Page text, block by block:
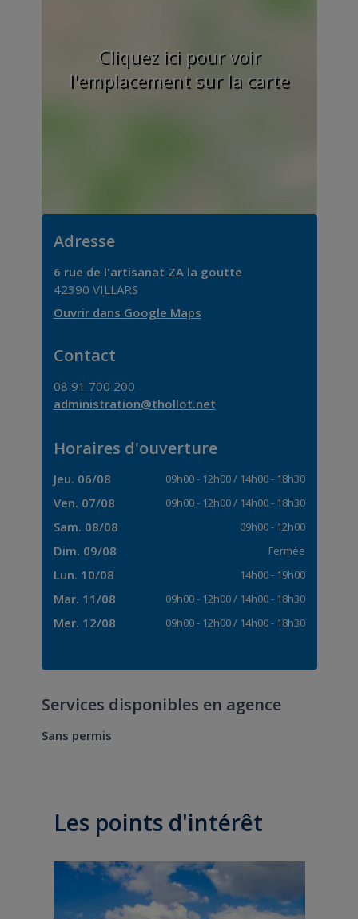
Cliquez ici pour voir
l'emplacement sur la carte
Adresse
6 rue de l'artisanat ZA la goutte
42390 VILLARS
Ouvrir dans Google Maps
Contact
08 91 700 200
administration@thollot.net
Horaires d'ouverture
Jeu. 06/08 09h00- 12h00/ 14h00- 18h30
Ven. 07/08 09h00- 12h00/ 14h00- 18h30
Sam. 08/08 09h00- 12h00
Dim. 09/08 Fermée
Lun. 10/08 14h00- 19h00
Mar. 11/08 09h00- 12h00/ 14h00- 18h30
Mer. 12/08 09h00- 12h00/ 14h00- 18h30
Services disponibles en agence
Sans permis
Les points d'intérêt